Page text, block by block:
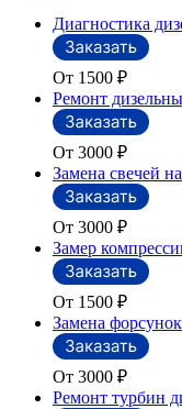
Диагностика
От 1500 ₽
Ремонт
От 3000 ₽
Замена свечей
От 3000 ₽
Замер
От 1500 ₽
Замена форсунок
От 3000 ₽
Ремонт турбин